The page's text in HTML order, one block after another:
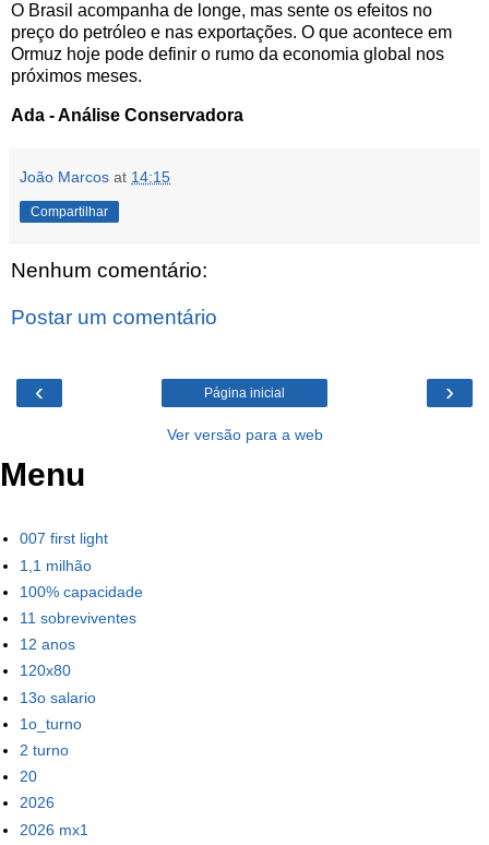
O Brasil acompanha de longe, mas sente os efeitos no
preço do petróleo e nas exportações. O que acontece em
Ormuz hoje pode definir o rumo da economia global nos
próximos meses.
Ada - Análise Conservadora
João Marcos at 14:15
Compartilhar
Nenhum comentário:
Postar um comentário
‹ ›
Página inicial
Ver versão para a web
Menu
007 first light
1,1 milhão
100% capacidade
11 sobreviventes
12 anos
120x80
13o salario
1o_turno
2 turno
20
2026
2026 mx1